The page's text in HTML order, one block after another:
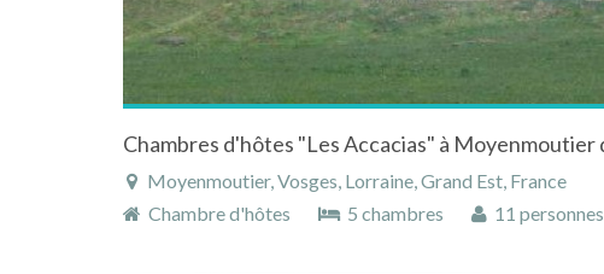
Moyenmoutier, Vosges, Lorraine, Grand Est, France
Chambre d'hôtes
5 chambres 11 personnes